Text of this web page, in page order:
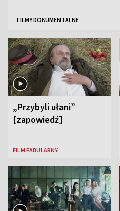
FILMY DOKUMENTALNE
„Przybyli ułani”
[zapowiedź]
FILM FABULARNY